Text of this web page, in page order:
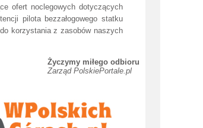
ofert noclegowych dotyczących
pilota bezzałogowego statku
korzystania z zasobów naszych
Życzymy miłego odbioru
Zarząd PolskiePortale.pl